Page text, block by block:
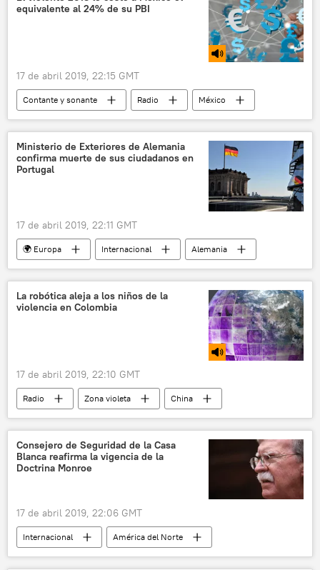
equivalente al 24% de su PBI
17 de abril 2019, 22:15 GMT
Contante y sonante Radio
México
costos
Economía
Ministerio de Exteriores de Alemania
confirma muerte de sus ciudadanos en
Portugal
17 de abril 2019, 22:11 GMT
🌍 Europa Internacional
Alemania
Portugal
confirmación
🧭 Destinos
noticias
La robótica aleja a los niños de la
violencia en Colombia
17 de abril 2019, 22:10 GMT
Radio Zona violeta
China
Colombia
competencia
robótica
Ciencia
Tecnología
Consejero de Seguridad de la Casa
Blanca reafirma la vigencia de la
Doctrina Monroe
17 de abril 2019, 22:06 GMT
Internacional
América del Norte
EEUU
John Bolton